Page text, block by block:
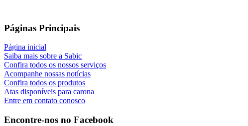
Páginas Principais
Página inicial
Saiba mais sobre a Sabic
Confira todos os nossos serviços
Acompanhe nossas notícias
Confira todos os produtos
Atas disponíveis para carona
Entre em contato conosco
Encontre-nos no Facebook